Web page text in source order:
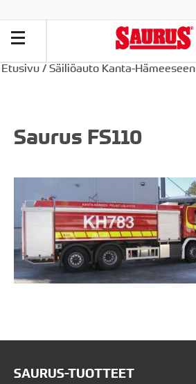
Etusivu / Säiliöauto Kanta-Hämeeseen
Saurus FS110
SAURUS-TUOTTEET